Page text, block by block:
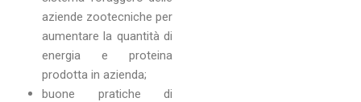
aziende zootecniche per
aumentare la quantità di
energia e proteina
prodotta in azienda;
buone pratiche di